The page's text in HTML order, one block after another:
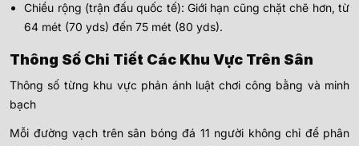
Chiều rộng (trận đấu quốc tế): Giới hạn cũng chặt chẽ hơn, từ
64 mét (70 yds) đến 75 mét (80 yds).
Thông Số Chi Tiết Các Khu Vực Trên Sân
Thông số từng khu vực phản ánh luật chơi công bằng và minh
bạch
Mỗi đường vạch trên sân bóng đá 11 người không chỉ để phân